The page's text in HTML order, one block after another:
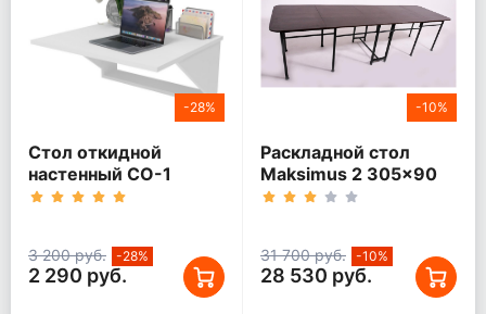
-28%
Стол откидной
настенный СО-1
Белый
3 200 руб. -28%
2 290 руб.
-10%
Раскладной стол
Maksimus 2 305x90
Венге
31 700 руб. -10%
28 530 руб.